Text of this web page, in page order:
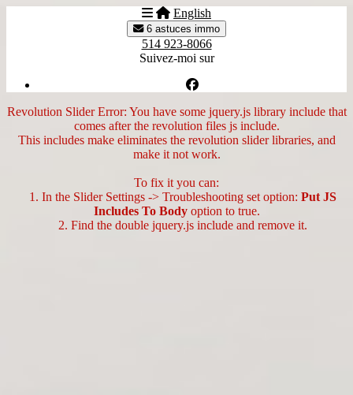
English
6 astuces immo
514 923-8066
Suivez-moi sur
Revolution Slider Error: You have some jquery.js library include that
comes after the revolution files js include.
This includes make eliminates the revolution slider libraries, and
make it not work.
To fix it you can:
1. In the Slider Settings -> Troubleshooting set option: Put JS
Includes To Bodyoption to true.
2. Find the double jquery.js include and remove it.